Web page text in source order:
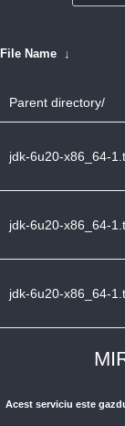
File Name ↓
Parent directory/
jdk-6u20-x86_64-
jdk-6u20-x86_64-
jdk-6u20-x86_64-
Acest serviciu este